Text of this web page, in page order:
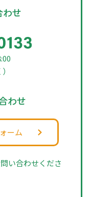
わせ
わせ
ーム
い合わせくださ